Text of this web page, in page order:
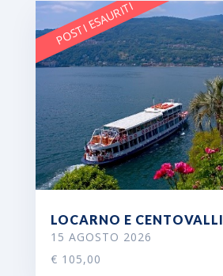
LOCARNO E CENTOVALLI
15 AGOSTO 2026
€ 105,00
POSTI ESAURITI